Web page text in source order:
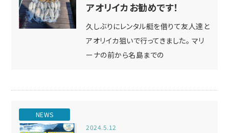
アオリイカお勧めです！
久しぶりにレンタル艇を借りて友人達と
アオリイカ狙いで行ってきました。 マリ
ーナの前から名島までの
NEWS
2024.5.12